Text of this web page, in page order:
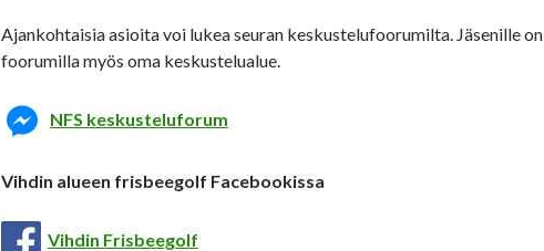
Ajankohtaisia asioita voi lukea seuran keskustelufoorumilta. Jäsenille on
foorumilla myös oma keskustelualue.
NFS keskusteluforum
Vihdin alueen frisbeegolf Facebookissa
Vihdin Frisbeegolf